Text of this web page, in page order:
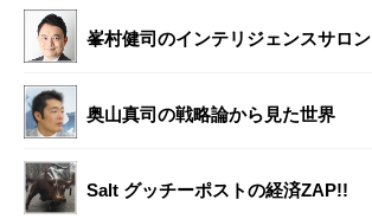
峯村健司のインテリジェンスサロン
奥山真司の戦略論から見た世界
Salt グッチーポストの経済ZAP!!